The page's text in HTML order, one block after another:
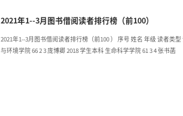
2021年1--3月图书借阅读者排行榜（前100）
2021年1--3月图书借阅读者排行榜（前100 ） 序号 姓名 年级 读者类型 读者单位 借阅册次 借阅排名 1 冯涛 2017 学生本科 机械与电子工程学院 89 1 2 王奥宇 2018 学生本科 资源
与环境学院 66 2 3 庞博卿 2018 学生本科 生命科学学院 61 3 4 张书菡